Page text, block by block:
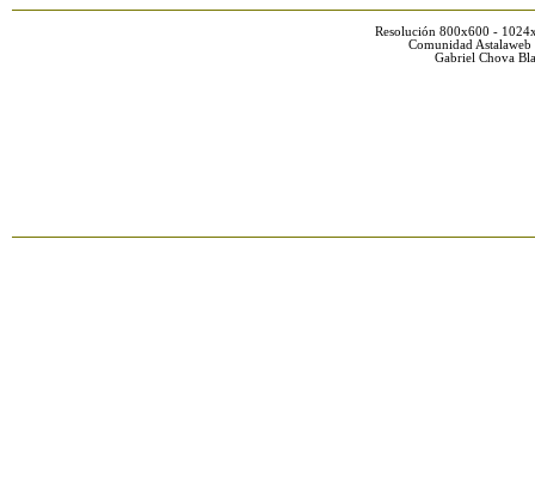
Resolución 800x600 -
Comunidad
Gabriel Chova